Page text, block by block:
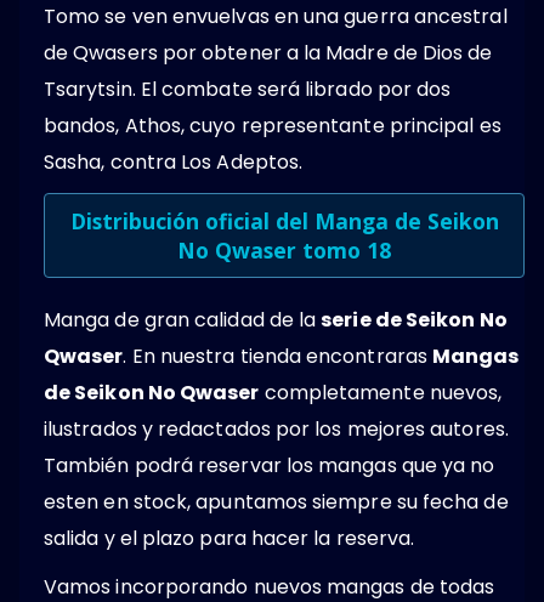
Tomo se ven envuelvas en una guerra ancestral
de Qwasers por obtener a la Madre de Dios de
Tsarytsin. El combate será librado por dos
bandos, Athos, cuyo representante principal es
Sasha, contra Los Adeptos.
Distribución oficial del Manga de Seikon
No Qwaser tomo 18
Manga de gran calidad de laserie de Seikon No
Qwaser. En nuestra tienda encontraras Mangas
de Seikon No Qwaser completamente nuevos,
ilustrados y redactados por los mejores autores.
También podrá reservar los mangas que ya no
esten en stock, apuntamos siempre su fecha de
salida y el plazo para hacer la reserva.
Vamos incorporando nuevos mangas de todas